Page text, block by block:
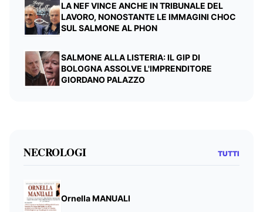
LA NEF VINCE ANCHE IN TRIBUNALE DEL
LAVORO, NONOSTANTE LE IMMAGINI CHOC
SUL SALMONE AL PHON
SALMONE ALLA LISTERIA: IL GIP DI
BOLOGNA ASSOLVE L'IMPRENDITORE
GIORDANO PALAZZO
NECROLOGI TUTTI
Ornella MANUALI